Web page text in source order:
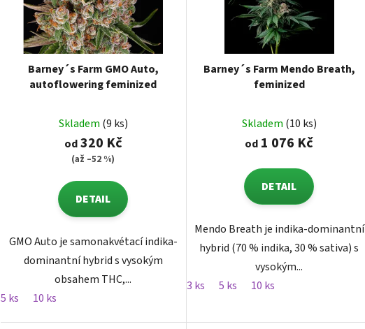
Barney´s Farm GMO Auto,
autoflowering feminized
Skladem (9 ks)
od320 Kč
(až –52 %)
DETAIL
GMO Auto je samonakvétací indika-
dominantní hybrid s vysokým
obsahem THC,...
5 ks
10 ks
Barney´s Farm Mendo Breath,
feminized
Skladem (10 ks)
od 1 076 Kč
DETAIL
Mendo Breath je indika-dominantní
hybrid (70 % indika, 30 % sativa) s
vysokým...
3 ks
5 ks 10 ks